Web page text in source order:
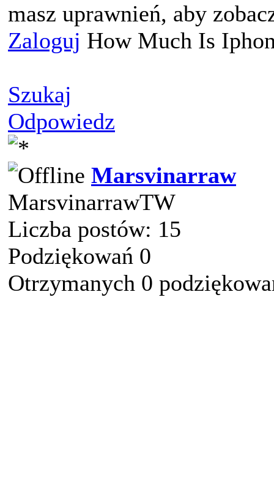
masz uprawnień, aby
Zaloguj How Much Is
Szukaj
Odpowiedz
Marsvinarraw
MarsvinarrawTW
Liczba postów: 15
Podziękowań 0
Otrzymanych 0